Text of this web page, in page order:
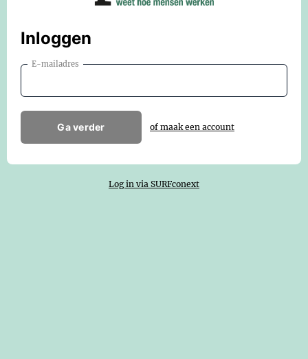
Inloggen
E-mailadres
Ga verder of maak een account
Log in via SURFconext